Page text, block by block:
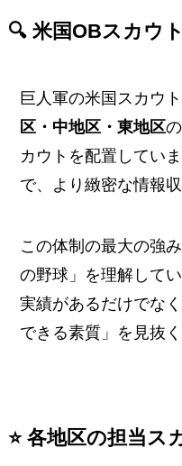
🔍 米国OBスカウ
巨人軍の米国スカウ
区・中地区・東地区
カウトを配置してい
で、より緻密な情報
この体制の最大の強
の野球」を理解して
実績があるだけでな
できる素質」を見抜
⭐️ 各地区の担当ス